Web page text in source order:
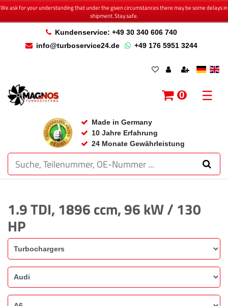
We ask for your understanding that under the given circumstances there may be some delays in
shipment. Stay safe.
Kundenservice: +49 30 340 606 740
info@turboservice24.de
+49 176 5951 3244
Made in Germany
10 Jahre Erfahrung
24 Monate Gewährleistung
0 ☰
1.9 TDI, 1896 ccm, 96 kW / 130
HP